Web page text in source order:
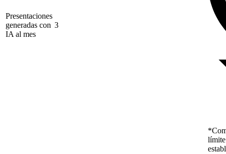
Presentaciones
generadas con
IA al mes
3